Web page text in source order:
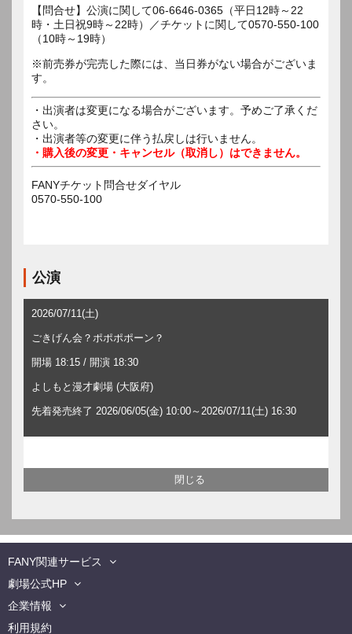
【問合せ】公演に関して06-6646-0365（平日12時～22
時・土日祝9時～22時）／チケットに関して0570-550-100
※前売券が完売した際には、当日券がない場合がございま
す。
・出演者は変更になる場合がございます。予めご了承くだ
さい。
・出演者等の変更に伴う払戻しは行いません。
・購入後の変更・キャンセル（取消し）はできません。
FANYチケット問合せダイヤル
0570-550-100
公演
2026/07/11(土)
ごきげん会？ポポポポーン？
開場 18:15 / 開演 18:30
よしもと漫才劇場 (大阪府)
先着発売終了 2026/06/05(金) 10:00～2026/07/11(土) 16:30
FANY関連サービス
劇場公式HP
企業情報
利用規約